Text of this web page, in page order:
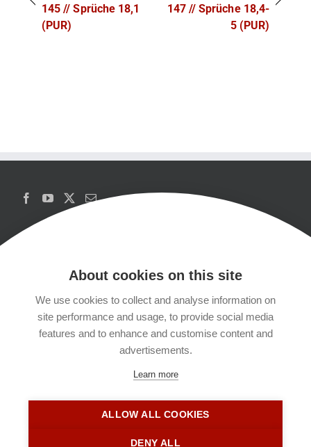
145 // Sprüche 18,1
(PUR)
147 // Sprüche 18,4-
5 (PUR)
Copyrights
Datenschutzerklärung
Kontakt
About cookies on this site
We use cookies to collect and analyse information on
site performance and usage, to provide social media
features and to enhance and customise content and
advertisements.
Learn more
ALLOW ALL COOKIES
DENY ALL